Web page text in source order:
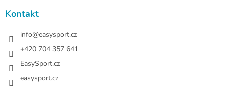
Kontakt
info@easysport.cz
+420 704 357 641
EasySport.cz
easysport.cz